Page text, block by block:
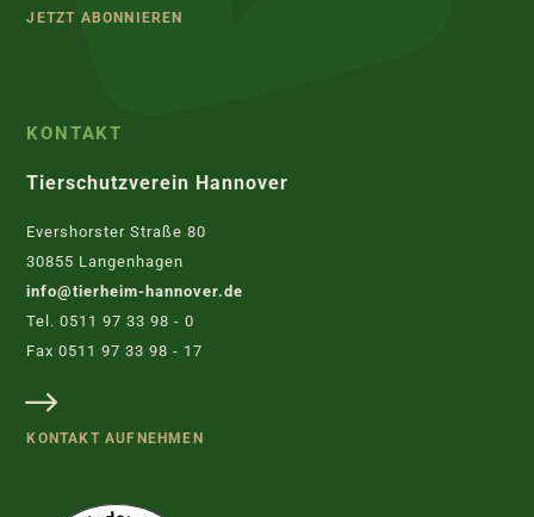
JETZT ABONNIEREN
KONTAKT
Tierschutzverein Hannover
Evershorster Straße 80
30855 Langenhagen
info@tierheim-hannover.de
Tel. 0511 97 33 98 - 0
Fax 0511 97 33 98 - 17
KONTAKT AUFNEHMEN